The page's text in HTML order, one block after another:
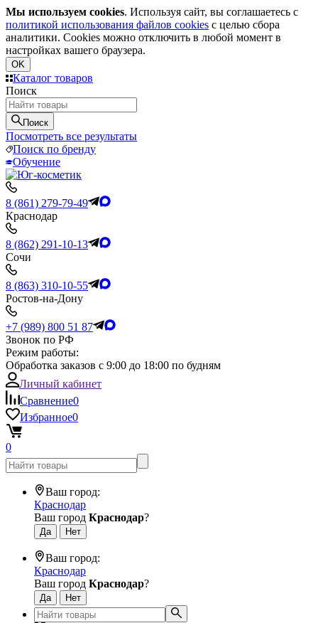
Мы используем cookies. Используя сайт, вы соглашаетесь с
политикой использования файлов cookies с целью сбора
аналитики. Cookies можно отключить в любой момент в
настройках вашего браузера.
OK
Каталог товаров
Поиск
Поиск
Посмотреть все результаты
Поиск по бренду
Обучение
8 (861) 279-79-49
Краснодар
8 (862) 291-10-13
Сочи
8 (863) 310-10-55
Ростов-на-Дону
+7 (989) 800 51 87
Звонок по РФ
Режим работы:
Обработка заказов с 9:00 до 18:00 по будням
Личный кабинет
Сравнение0
Избранное0
0
Ваш город:
Краснодар
Ваш город Краснодар?
Ваш город:
Краснодар
Ваш город Краснодар?